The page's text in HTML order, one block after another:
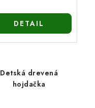
DETAIL
Detská drevená
hojdačka